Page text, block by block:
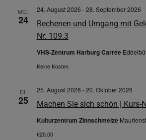
MO.
24
Rechenen und Umgang mit
Nr: 109.3
24. August 2026 -28. September 2026
VHS-Zentrum Harburg Carrée
Keine Kosten
DI.
25 Machen Sie sich schön | Kurs-
25. August 2026 -20. Oktober 2026
Kulturzentrum Zinnschmelze
€20.00